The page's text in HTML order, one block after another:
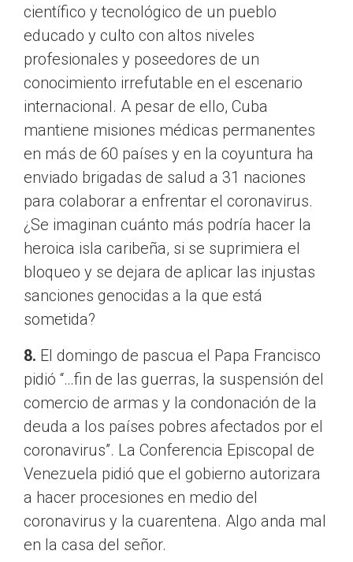
científico y tecnológico de un pueblo
educado y culto con altos niveles
profesionales y poseedores de un
conocimiento irrefutable en el escenario
internacional. A pesar de ello, Cuba
mantiene misiones médicas permanentes
en más de 60 países y en la coyuntura ha
enviado brigadas de salud a 31 naciones
para colaborar a enfrentar el coronavirus.
¿Se imaginan cuánto más podría hacer la
heroica isla caribeña, si se suprimiera el
bloqueo y se dejara de aplicar las injustas
sanciones genocidas a la que está
sometida?
8. El domingo de pascua el Papa Francisco
pidió “…fin de las guerras, la suspensión del
comercio de armas y la condonación de la
deuda a los países pobres afectados por el
coronavirus”. La Conferencia Episcopal de
Venezuela pidió que el gobierno autorizara
a hacer procesiones en medio del
coronavirus y la cuarentena. Algo anda mal
en la casa del señor.